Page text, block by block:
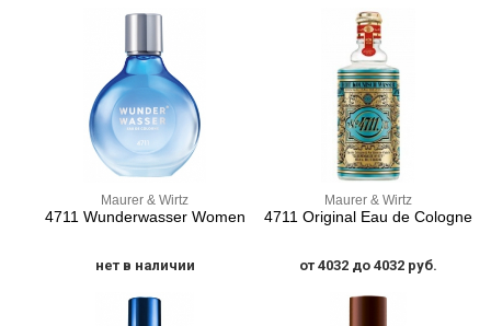
Maurer & Wirtz
4711 Wunderwasser Women
нет в наличии
Maurer & Wirtz
4711 Original Eau de Cologne
от 4032 до 4032 руб.